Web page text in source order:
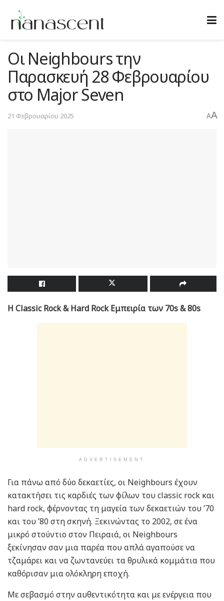
Οι Neighbours την
Παρασκευή 28 Φεβρουαρίου
στο Major Seven
21 Φεβρουαρίου 2025 AA
Η Classic Rock & Hard Rock Εμπειρία των 70s & 80s
ADVERTISEMENT
Για πάνω από δύο δεκαετίες, οι Neighbours έχουν
κατακτήσει τις καρδιές των φίλων του classic rock και
hard rock, φέρνοντας τη μαγεία των δεκαετιών του ’70
και του ’80 στη σκηνή. Ξεκινώντας το 2002, σε ένα
μικρό στούντιο στον Πειραιά, οι Neighbours
ξεκίνησαν σαν μια παρέα που απλά αγαπούσε να
τζαμάρει και να ζωντανεύει τα θρυλικά κομμάτια που
καθόρισαν μια ολόκληρη εποχή.
Με σεβασμό στην αυθεντικότητα και με ενέργεια που